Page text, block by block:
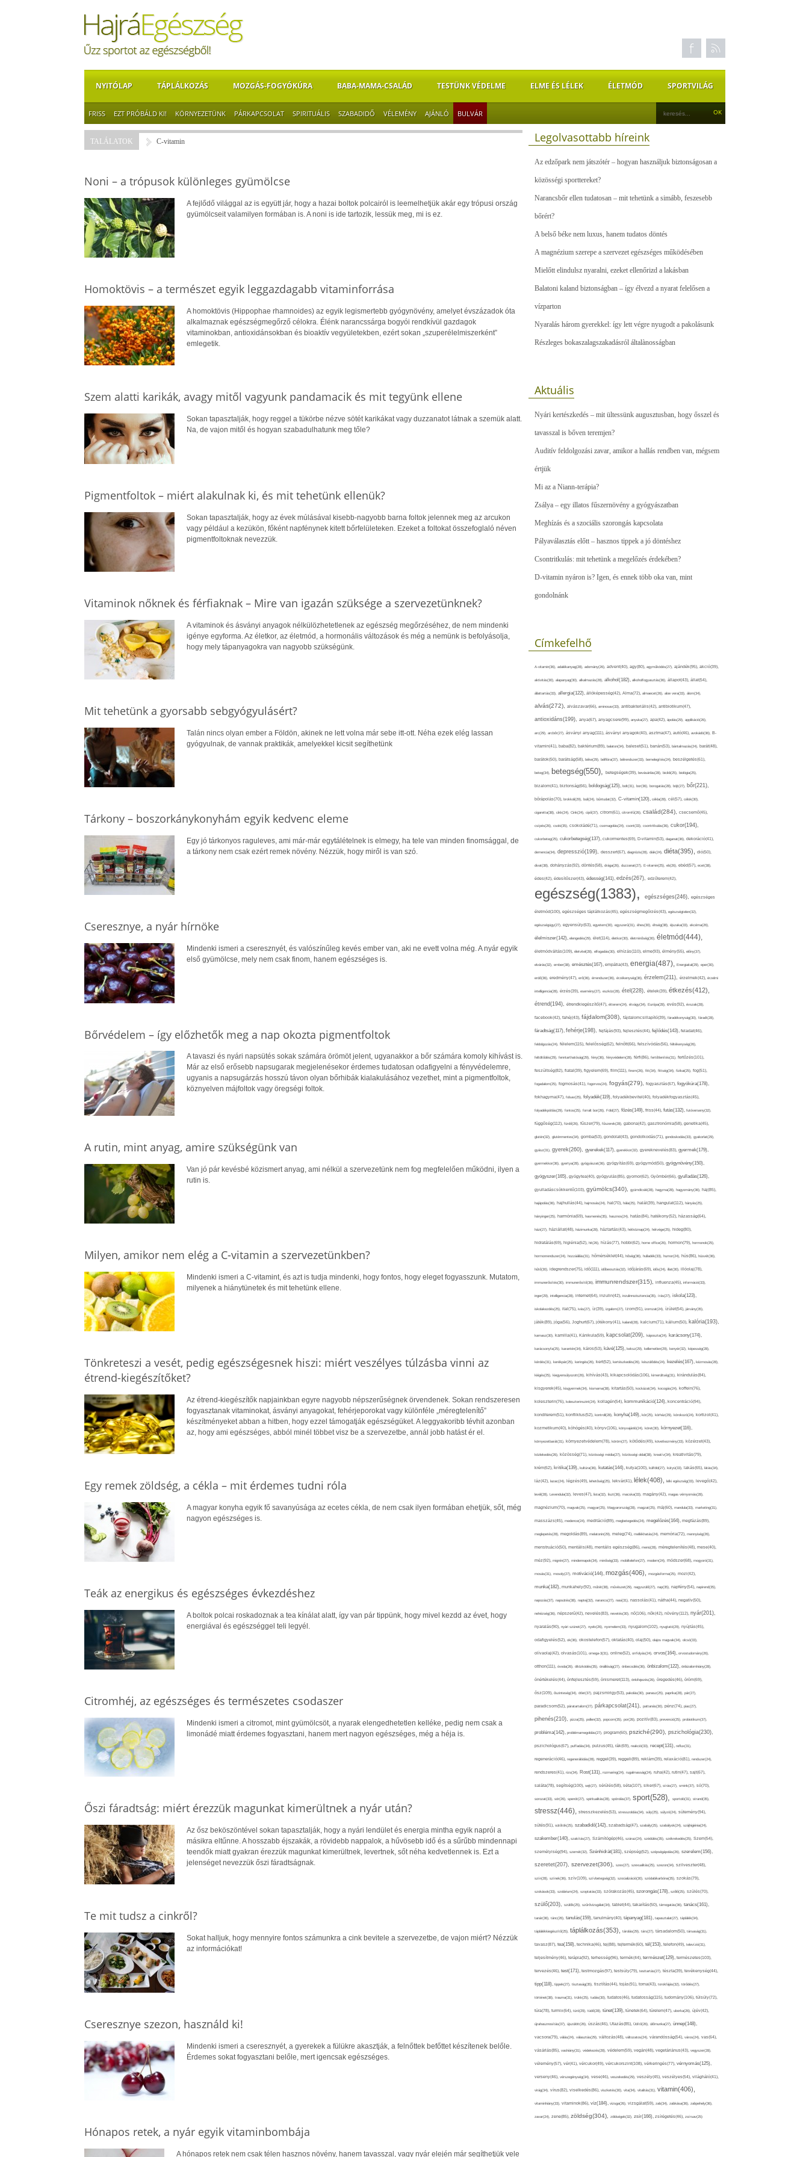
NYITÓLAP TÁPLÁLKOZÁS MOZGÁS-FOGYÓKÚRA BABA-MAMA-CSALÁD TESTÜNK VÉDELME ELME ÉS LÉLEK ÉLETMÓD SPORTVILÁG
FRISS EZT PRÓBÁLD KI! KÖRNYEZETÜNK PÁRKAPCSOLAT SPIRITUÁLIS SZABADIDŐ VÉLEMÉNY AJÁNLÓ BULVÁR
TALÁLATOK C-vitamin
Noni – a trópusok különleges gyümölcse
A fejlődő világgal az is együtt jár, hogy a hazai boltok polcairól is leemelhetjük akár egy trópusi ország
gyümölcseit valamilyen formában is. A noni is ide tartozik, lessük meg, mi is ez.
Homoktövis – a természet egyik leggazdagabb vitaminforrása
A homoktövis (Hippophae rhamnoides) az egyik legismertebb gyógynövény, amelyet évszázadok óta
alkalmaznak egészségmegőrző célokra. Élénk narancssárga bogyói rendkívül gazdagok
vitaminokban, antioxidánsokban és bioaktív vegyületekben, ezért sokan „szuperélelmiszerként”
emlegetik.
Szem alatti karikák, avagy mitől vagyunk pandamacik és mit tegyünk ellene
Sokan tapasztalják, hogy reggel a tükörbe nézve sötét karikákat vagy duzzanatot látnak a szemük alatt.
Na, de vajon mitől és hogyan szabadulhatunk meg tőle?
Pigmentfoltok – miért alakulnak ki, és mit tehetünk ellenük?
Sokan tapasztalják, hogy az évek múlásával kisebb-nagyobb barna foltok jelennek meg az arcukon
vagy például a kezükön, főként napfénynek kitett bőrfelületeken. Ezeket a foltokat összefoglaló néven
pigmentfoltoknak nevezzük.
Vitaminok nőknek és férfiaknak – Mire van igazán szüksége a szervezetünknek?
A vitaminok és ásványi anyagok nélkülözhetetlenek az egészség megőrzéséhez, de nem mindenki
igénye egyforma. Az életkor, az életmód, a hormonális változások és még a nemünk is befolyásolja,
hogy mely tápanyagokra van nagyobb szükségünk.
Mit tehetünk a gyorsabb sebgyógyulásért?
Talán nincs olyan ember a Földön, akinek ne lett volna már sebe itt-ott. Néha ezek elég lassan
gyógyulnak, de vannak praktikák, amelyekkel kicsit segíthetünk
Tárkony – boszorkánykonyhám egyik kedvenc eleme
Egy jó tárkonyos raguleves, ami már-már egytálételnek is elmegy, ha tele van minden finomsággal, de
a tárkony nem csak ezért remek növény. Nézzük, hogy miről is van szó.
Cseresznye, a nyár hírnöke
Mindenki ismeri a cseresznyét, és valószínűleg kevés ember van, aki ne evett volna még. A nyár egyik
első gyümölcse, mely nem csak finom, hanem egészséges is.
Bőrvédelem – így előzhetők meg a nap okozta pigmentfoltok
A tavaszi és nyári napsütés sokak számára örömöt jelent, ugyanakkor a bőr számára komoly kihívást is.
Már az első erősebb napsugarak megjelenésekor érdemes tudatosan odafigyelni a fényvédelemre,
ugyanis a napsugárzás hosszú távon olyan bőrhibák kialakulásához vezethet, mint a pigmentfoltok,
köznyelven májfoltok vagy öregségi foltok.
A rutin, mint anyag, amire szükségünk van
Van jó pár kevésbé közismert anyag, ami nélkül a szervezetünk nem fog megfelelően működni, ilyen a
rutin is.
Milyen, amikor nem elég a C-vitamin a szervezetünkben?
Mindenki ismeri a C-vitamint, és azt is tudja mindenki, hogy fontos, hogy eleget fogyasszunk. Mutatom,
milyenek a hiánytünetek és mit tehetünk ellene.
Tönkreteszi a vesét, pedig egészségesnek hiszi: miért veszélyes túlzásba vinni az
étrend-kiegészítőket?
Az étrend-kiegészítők napjainkban egyre nagyobb népszerűségnek örvendenek. Sokan rendszeresen
fogyasztanak vitaminokat, ásványi anyagokat, fehérjeporokat vagy különféle „méregtelenítő”
készítményeket abban a hitben, hogy ezzel támogatják egészségüket. A leggyakoribb tévhit azonban
az, hogy ami egészséges, abból minél többet visz be a szervezetbe, annál jobb hatást ér el.
Egy remek zöldség, a cékla – mit érdemes tudni róla
A magyar konyha egyik fő savanyúsága az ecetes cékla, de nem csak ilyen formában ehetjük, sőt, még
nagyon egészséges is.
Teák az energikus és egészséges évkezdéshez
A boltok polcai roskadoznak a tea kínálat alatt, így van pár tippünk, hogy mivel kezdd az évet, hogy
energiával és egészséggel teli legyél.
Citromhéj, az egészséges és természetes csodaszer
Mindenki ismeri a citromot, mint gyümölcsöt, a nyarak elengedhetetlen kelléke, pedig nem csak a
limonádé miatt érdemes fogyasztani, hanem mert nagyon egészséges, még a héja is.
Őszi fáradtság: miért érezzük magunkat kimerültnek a nyár után?
Az ősz beköszöntével sokan tapasztalják, hogy a nyári lendület és energia mintha egyik napról a
másikra eltűnne. A hosszabb éjszakák, a rövidebb nappalok, a hűvösebb idő és a sűrűbb mindennapi
teendők miatt gyakran érezzük magunkat kimerültnek, levertnek, sőt néha kedvetlennek is. Ezt a
jelenséget nevezzük őszi fáradtságnak.
Te mit tudsz a cinkről?
Sokat halljuk, hogy mennyire fontos számunkra a cink bevitele a szervezetbe, de vajon miért? Nézzük
az információkat!
Cseresznye szezon, használd ki!
Mindenki ismeri a cseresznyét, a gyerekek a fülükre akasztják, a felnőttek befőttet készítenek belőle.
Érdemes sokat fogyasztani belőle, mert igencsak egészséges.
Hónapos retek, a nyár egyik vitaminbombája
A hónapos retek nem csak télen hasznos növény, hanem tavasszal, vagy nyár elején már segíthetjük vele
Legolvasottabb híreink
Az edzőpark nem játszótér – hogyan használjuk biztonságosan a
közösségi sporttereket?
Narancsbőr ellen tudatosan – mit tehetünk a simább, feszesebb
bőrért?
A belső béke nem luxus, hanem tudatos döntés
A magnézium szerepe a szervezet egészséges működésében
Mielőtt elindulsz nyaralni, ezeket ellenőrizd a lakásban
Balatoni kaland biztonságban – így élvezd a nyarat felelősen a
vízparton
Nyaralás három gyerekkel: így lett végre nyugodt a pakolásunk
Részleges bokaszalagszakadásról általànosságban
Aktuális
Nyári kertészkedés – mit ültessünk augusztusban, hogy ősszel és
tavasszal is bőven teremjen?
Auditív feldolgozási zavar, amikor a hallás rendben van, mégsem
értjük
Mi az a Niann-terápia?
Zsálya – egy illatos fűszernövény a gyógyászatban
Meghízás és a szociális szorongás kapcsolata
Pályaválasztás előtt – hasznos tippek a jó döntéshez
Csontritkulás: mit tehetünk a megelőzés érdekében?
D-vitamin nyáron is? Igen, és ennek több oka van, mint
gondolnánk
Címkefelhő
A-vitamin(36), adalékanyag(28), adomány(26), advent(40), agy(80), agyműködés(27), ajándék(95), akció(39),
aktivitás(30), alapanyag(30), alkalmazás(28), alkohol(182), alkoholfogyasztás(36), állapot(43), állat(54),
állattartás(33), allergia(122), állóképesség(42), Alma(72), almaecet(26), aloe vera(33), álom(34),
alvás(272), alvászavar(66), aminosav(33), antibakteriális(42), antibiotikum(47),
antioxidáns(199), anya(67), anyagcsere(99), anyuka(27), apa(42), ápolás(29), applikáció(26),
arc(29), arcbőr(27), ásványi anyag(111), ásványi anyagok(40), asztma(47), autó(46), avokádó(36), B-
vitamin(41), baba(82), baktérium(89), balaton(34), baleset(51), banán(53), bántalmazás(24), barát(48),
barátok(50), barátság(58), béke(29), bélflóra(37), bélrendszer(33), bemelegítés(24), beszélgetés(61),
beteg(34), betegség(550), betegségek(39), bevásárlás(28), bicikli(25), biológia(25),
bizalom(41), biztonság(66), boldogság(125), bolt(31), bor(36), borogatás(28), böjt(27), bőr(221),
bőrápolás(70), brokkoli(29), buli(24), bűntudat(32), C-vitamin(120), cékla(28), cél(57), célok(30),
cigaretta(38), cikk(24), Cink(24), cipő(37), citrom(61), citromfű(26), család(284), csecsemő(45),
csípés(26), csoki(35), csokoládé(71), csomagolás(24), csont(33), csontritkulás(36), cukor(194),
cukorbeteg(25), cukorbetegség(137), cukormentes(69), D-vitamin(53), daganat(36), dekoráció(41),
demencia(34), depresszió(199), desszert(67), diagnózis(28), diák(24), diéta(395), dió(50),
divat(38), dohányzás(92), döntés(58), drága(26), duzzanat(27), E-vitamin(25), eb(26), ebéd(57), ecet(38),
édes(42), édesítőszer(43), édesség(141), edzés(267), edzőterem(42),
egészség(1383), egészséges(246), egészséges
életmód(100), egészséges táplálkozás(45), egészségmegőrzés(43), egészségtelen(32),
egészségügy(27), egyensúly(63), egyetem(30), egyszerű(31), éhes(30), éhség(38), éjszaka(33), ekcéma(26),
élelmiszer(142), elengedés(29), élet(114), életkor(30), életminőség(30), életmód(444),
életmódváltás(109), életvitel(28), elfogadás(30), elhízás(110), elme(93), élmény(55), előny(37),
elvárás(32), ember(38), emésztés(167), empátia(43), energia(487), Energiaital(29), eper(30),
erdő(36), eredmény(47), erő(36), érrendszer(36), érzékenység(36), érzelem(211), érzelmek(42), érzelmi
intelligencia(28), érzés(39), esemény(27), eszköz(28), étel(228), ételek(39), étkezés(412),
étrend(194), étrendkiegészítő(47), étterem(24), étvágy(34), Európa(28), evés(92), évszak(28),
facebook(42), fahéj(43), fájdalom(308), fájdalomcsillapító(39), fáradékonyság(30), fáradt(28),
fáradtság(117), fehérje(198), fejfájás(93), fejlesztés(44), fejlődés(143), feladat(46),
feldolgozás(24), félelem(115), felelősség(62), felnőtt(66), felszívódás(56), féltékenység(26),
feltöltődés(29), fenntarthatóság(29), fény(36), fényvédelem(28), férfi(86), fertőtlenítés(31), fertőzés(101),
feszültség(82), fiatal(39), figyelem(69), film(111), finom(26), fitt(34), fittség(34), fizikai(25), fog(51),
fogadalom(25), fogmosás(41), fogorvos(24), fogyás(279), fogyasztás(67), fogyókúra(178),
fokhagyma(47), folsav(25), folyadék(119), folyadékbevitel(40), folyadékfogyasztás(45),
folyadékpótlás(29), fontos(25), forralt bor(26), Föld(27), főzés(149), friss(44), futás(132), futóverseny(32),
függőség(112), fürdő(26), fűszer(79), fűszerek(28), gabona(42), gasztronómia(58), genetika(45),
glutén(32), gluténmentes(34), gomba(53), gondolat(43), gondolkodás(71), gondoskodás(33), gyakorlat(29),
gyász(31), gyerek(260), gyerekek(117), gyerekkor(32), gyereknevelés(83), gyermek(179),
gyermekkor(36), gyertya(28), gyógyászat(36), gyógyítás(69), gyógymód(50), gyógynövény(150),
gyógyszer(165), gyógytea(40), gyógyulás(85), gyomor(62), Gyömbér(66), gyulladás(126),
gyulladáscsökkentő(103), gyümölcs(340), gyümölcslé(28), hagyma(28), hagyomány(36), haj(85),
hajápolás(36), hajhullás(44), hajmosás(24), hal(70), hála(25), halál(39), hangulat(112), hányás(25),
hányinger(25), harmónia(69), hasmenés(35), hasznos(24), hatás(84), hatékony(52), házasság(64),
házi(27), háziállat(48), házimunka(28), háztartás(43), hétköznap(24), hétvége(25), hideg(80),
hidratálás(69), higiénia(52), hit(26), hízás(77), hobbi(62), home office(26), hormon(79), hormonok(25),
hormonrendszer(24), hozzáállás(31), hőmérséklet(44), hőség(36), hulladék(33), humor(24), hús(86), húsvét(36),
hűtő(30), idegrendszer(75), idő(111), időbeosztás(32), időjárás(69), idős(24), illat(30), illóolaj(78),
immunerősítés(30), immunerősítő(36), immunrendszer(315), influenza(45), információ(33),
inger(29), intelligencia(28), internet(64), inzulin(42), inzulinrezisztencia(35), írás(27), iskola(123),
iskolakezdés(25), ital(75), ivás(27), íz(39), izgalom(27), izom(91), izomzat(24), ízület(54), járvány(35),
játék(89), jóga(56), Joghurt(67), jótékony(41), kaland(28), kalcium(71), kálium(50), kalória(193),
kamasz(30), kamilla(41), Kánikula(59), kapcsolat(209), káposzta(24), karácsony(174),
karácsonyfa(25), karantén(34), káros(53), kávé(125), keksz(29), kellemetlen(29), kenyér(32), képesség(28),
kérdés(31), kerékpár(25), keringés(26), kert(52), kertészkedés(26), készülődés(24), kezelés(167), kézmosás(28),
kiégés(25), kiegyensúlyozott(26), kihívás(43), kikapcsolódás(106), kimerültség(31), kirándulás(84),
kisgyerek(45), kisgyermek(34), kismama(38), kitartás(50), kockázat(34), kocogás(24), koffein(76),
koleszterin(76), koleszterinszint(24), kollagén(54), kommunikáció(124), koncentráció(94),
konditerem(51), konfliktus(52), kontroll(28), konyha(149), kór(25), kórház(29), kórokozó(24), kortizol(41),
kozmetikum(40), köhögés(40), könyv(106), könyvajánló(24), köret(30), környezet(116),
környezetbarát(31), környezetvédelem(78), köröm(27), kötődés(49), következmény(33), közérzet(43),
közlekedés(26), közösség(71), közösségi média(27), közösségi oldal(38), kreatív(34), kreativitás(79),
krém(62), kritika(139), kultúra(36), kutatás(144), kutya(100), külföld(27), kütyü(33), lakás(65), látás(34),
láz(42), lazac(24), légzés(49), lehetőség(25), lekvár(41), lélek(408), lelki egészség(33), levegő(42),
levél(28), Levendula(32), leves(47), lista(32), liszt(36), macska(33), magány(42), magas vérnyomás(28),
magnézium(70), magvak(25), magyar(25), Magyarország(28), magzat(25), máj(60), mandula(33), marketing(31),
masszázs(45), medence(24), meditáció(89), megbetegedés(24), megelőzés(164), megfázás(89),
meglepetés(28), megoldás(89), melatonin(29), meleg(74), mellékhatás(24), memória(72), mennyiség(26),
menstruáció(50), mentális(48), mentális egészség(86), menü(28), méregtelenítés(48), mese(40),
méz(92), migrén(27), mindennapok(34), minőség(33), mobiltelefon(27), modern(24), módszer(68), mogyoró(31),
mosás(31), mosoly(27), motiváció(144), mozgás(406), mozgásforma(25), mozi(42),
munka(182), munkahely(92), műtét(38), művészet(29), nagyszülő(27), nap(35), napfény(54), napirend(35),
napozás(37), napsütés(38), naptej(32), narancs(27), nasi(31), nassolás(41), nátha(44), negatív(50),
nehézség(36), népszerű(42), nevelés(83), nevetés(30), nő(106), nők(42), növény(112), nyár(201),
nyaralás(90), nyári szünet(27), nyelv(26), nyomelem(33), nyugalom(102), nyugtató(29), nyújtás(45),
odafigyelés(52), ok(36), okostelefon(57), oktatás(40), olaj(50), olajos magvak(34), olcsó(33),
olívaolaj(42), olvasás(101), omega-3(31), online(52), orrfolyás(24), orvos(164), orvostudomány(26),
otthon(111), óvoda(26), öltözködés(35), önállóság(27), önbecsülés(36), önbizalom(122), önbizalomhiány(28),
önértékelés(44), önfejlesztés(59), önismeret(113), önkifejezés(26), öregedés(46), öröm(69),
ősz(109), őszinteség(34), ötlet(37), pajzsmirigy(53), pakolás(30), panasz(25), paprika(28), pár(27),
paradicsom(52), páratartalom(27), párkapcsolat(241), pattanás(30), pénz(74), piac(27),
pihenés(210), pizza(25), pollen(32), popcorn(35), por(26), pozitív(83), prevenció(25), probiotikum(37),
probléma(142), problémamegoldás(27), program(60), psziché(290), pszichológia(230),
pszichológus(67), puffadás(34), pulzus(45), rák(69), reakció(33), recept(131), reflux(31),
regeneráció(46), regenerálódás(28), reggel(39), reggeli(89), reklám(39), relaxáció(81), rendszer(24),
rendszeres(41), rizs(34), Rost(131), rozmaring(24), rugalmasság(24), ruha(42), rutin(47), sajt(67),
saláta(78), segítség(100), sejt(27), sérülés(58), séta(107), siker(67), sírás(27), smink(37), só(70),
sorozat(33), sör(26), spenót(27), spiritualitás(28), spórolás(37), sport(528), sportoló(31), strand(35),
stressz(446), stresszkezelés(53), stresszoldás(34), súly(25), súlyzó(24), sütemény(94),
sütés(91), sütőtök(25), szabadidő(142), szabadság(47), szabály(25), szabályok(24), szájhigiénia(24),
szakember(140), szakítás(27), Számítógép(46), száraz(24), szédülés(35), székrekedés(25), Szem(54),
személyiség(94), szemét(32), Szénhidrát(181), szépség(52), szépségápolás(26), szerelem(156),
szeretet(207), szervezet(306), szex(27), szexualitás(25), szezon(34), szilveszter(48),
szín(28), színek(36), szív(109), szívbetegség(32), szocializáció(30), szódabikarbóna(35), szokás(79),
szokások(33), szolárium(24), szoptatás(33), szórakozás(45), szorongás(178), szőlő(25), szülés(70),
szülő(203), szülők(25), szűrővizsgálat(34), tablet(44), takarítás(50), támogatás(36), tanács(161),
tanár(36), tánc(26), tanulás(159), tanulmány(40), tápanyag(181), tapasztalat(27), táplálék(34),
táplálékkiegészítő(25), táplálkozás(353), tárolás(29), társ(27), társadalom(50), társaság(31),
tavasz(87), tea(158), technika(46), tej(88), tejtermék(60), tél(153), telefon(49), televízió(31),
teljesítmény(46), terápia(92), terhesség(96), termék(44), természet(129), természetes(103),
tervezés(46), test(171), testmozgás(97), testsúly(79), testtartás(27), tészta(39), tevékenység(44),
tipp(118), tippek(27), tisztaság(35), tisztítás(44), tojás(91), torna(43), torokfájás(32), törődés(27),
történet(38), trauma(31), trükk(25), tudás(30), tudatos(46), tudatosság(115), tudomány(106), túlsúly(72),
túra(78), turmix(64), túró(29), tüdő(28), tünet(139), tünetek(64), türelem(47), uborka(26), újév(42),
újrahasznosítás(37), újszülött(26), úszás(46), Utazás(85), Üdítő(26), ülőmunka(27), ünnep(148),
vacsora(79), válás(24), választás(29), változás(48), változatos(24), várandósság(54), város(24), vas(64),
vásárlás(85), vashiány(31), védekezés(28), védelem(59), vegán(48), vegetáriánus(43), vegyszer(28),
vélemény(57), vér(41), vércukor(49), vércukorszint(108), vérkeringés(77), vérnyomás(125),
verseny(46), vérszegénység(34), vese(46), veszekedés(29), veszély(45), veszélyes(54), világháló(41),
virág(34), vírus(82), viselkedés(86), viszketés(30), vita(34), vitalitás(31), vitamin(406),
vitaminhiány(33), vitaminok(86), víz(184), vizsga(26), vizsgálat(59), zab(34), zabkása(36), zabpehely(36),
zavar(24), zene(85), zöldség(304), zöldségek(32), zsír(166), zsírégetés(46), zsírsav(25)